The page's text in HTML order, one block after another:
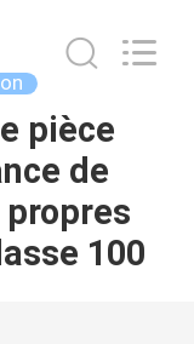
pièce
de
100